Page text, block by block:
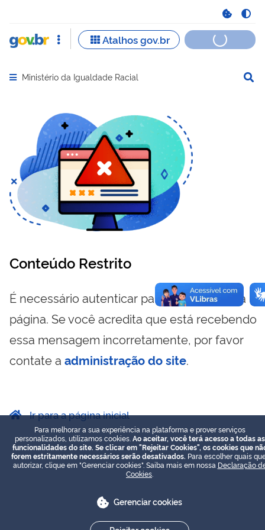
Abrir menu principal de navegação
Ministério da Igualdade Racial
Conteúdo Restrito
É necessário autenticar para visualizar essa
página. Se você acredita que está recebendo
essa mensagem incorretamente, por favor
contate a administração do site.
Ir para a página inicial
Para melhorar a sua experiência na plataforma e prover serviços
personalizados, utilizamos cookies. Ao aceitar, você terá acesso a todas as
funcionalidades do site. Se clicar em "Rejeitar Cookies", os cookies que
forem estritamente necessários serão desativados. Para escolher quais
autorizar, clique em "Gerenciar cookies". Saiba mais em nossa Declaração
Cookies
Gerenciar cookies